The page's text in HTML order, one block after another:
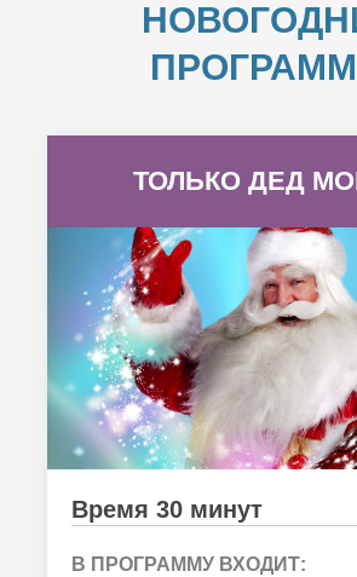
ТОЛЬКО ДЕД
Время 30 минут
В ПРОГРАММУ ВХОДИТ: